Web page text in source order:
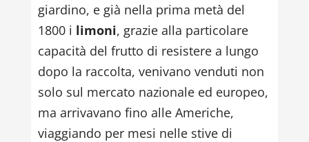
giardino, e già nella prima metà del
1800 i limoni, grazie alla particolare
capacità del frutto di resistere a lungo
dopo la raccolta, venivano venduti non
solo sul mercato nazionale ed europeo,
ma arrivavano fino alle Americhe,
viaggiando per mesi nelle stive di